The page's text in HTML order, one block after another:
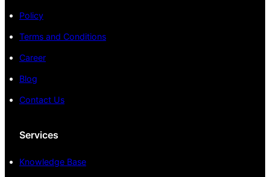
Policy
Terms and Conditions
Career
Blog
Contact Us
Services
Knowledge Base